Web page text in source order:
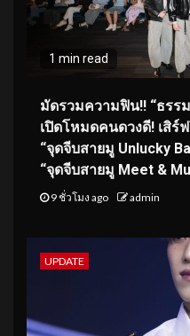
1 min read
มัดรวมความฟิน!! “ธรร
เปิดโหมดคนดวงดี! เสิ
“จุดจีบสายมู Unlucky
“จุดจีบสายมู Meet &
9 ชั่วโมง ago admin
UPDATE